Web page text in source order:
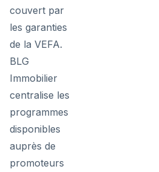
couvert par
les garanties
de la VEFA.
BLG
Immobilier
centralise les
programmes
disponibles
auprès de
promoteurs